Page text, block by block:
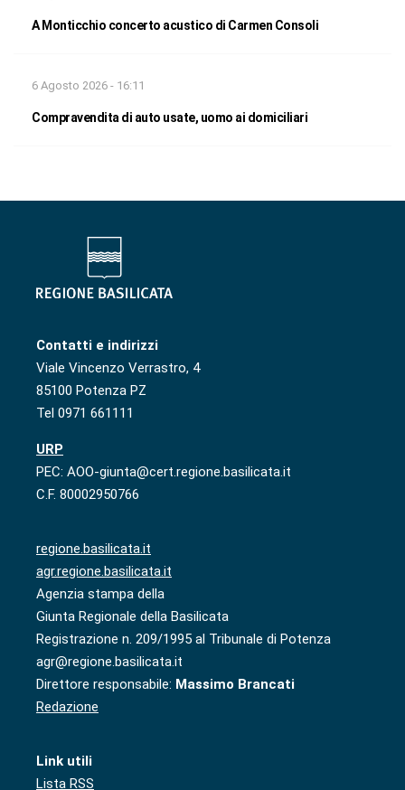
A Monticchio concerto acustico di Carmen Consoli
6 Agosto 2026 - 16:11
Compravendita di auto usate, uomo ai domiciliari
Contatti e indirizzi
Viale Vincenzo Verrastro, 4
85100 Potenza PZ
Tel 0971 661111
URP
PEC: AOO-giunta@cert.regione.basilicata.it
C.F. 80002950766
regione.basilicata.it
agr.regione.basilicata.it
Agenzia stampa della
Giunta Regionale della Basilicata
Registrazione n. 209/1995 al Tribunale di Potenza
agr@regione.basilicata.it
Direttore responsabile: Massimo Brancati
Redazione
Link utili
Lista RSS